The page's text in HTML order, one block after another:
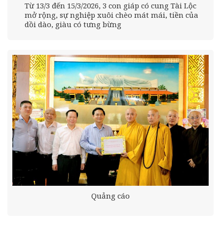
Từ 13/3 đến 15/3/2026, 3 con giáp có cung Tài Lộc
mở rộng, sự nghiệp xuôi chèo mát mái, tiền của
dồi dào, giàu có tưng bừng
Quảng cáo